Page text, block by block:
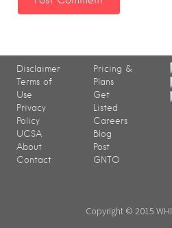
Disclaimer
Terms of
Use
Privacy
Policy
UCSA
About
Contact
Pricing &
Plans
Get
Listed
Careers
Blog
Post
GNTO
Copyright © 2015